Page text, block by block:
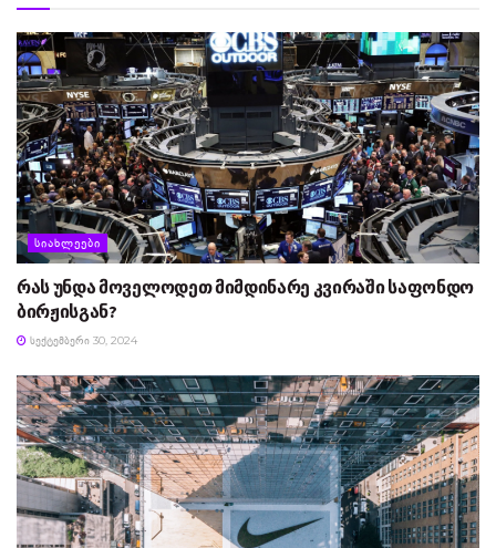
ᲡᲘᲐᲮᲚᲔᲔᲑᲘ
რას უნდა მოველოდეთ მიმდინარე კვირაში საფონდო
ბირჟისგან?
ᲡᲔᲥᲢᲔᲛᲑᲔᲠᲘ 30, 2024